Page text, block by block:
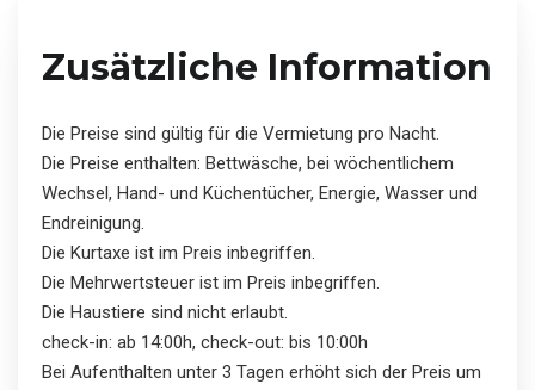
Zusätzliche Information
Die Preise sind gültig für die Vermietung pro Nacht.
Die Preise enthalten: Bettwäsche, bei wöchentlichem
Wechsel, Hand- und Küchentücher, Energie, Wasser und
Endreinigung.
Die Kurtaxe ist im Preis inbegriffen.
Die Mehrwertsteuer ist im Preis inbegriffen.
Die Haustiere sind nicht erlaubt.
check-in: ab 14:00h, check-out: bis 10:00h
Bei Aufenthalten unter 3 Tagen erhöht sich der Preis um